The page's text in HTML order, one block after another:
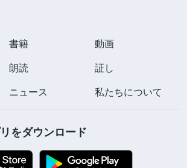
ことになっているとは、思いもよ
雑で困難な手続きを経て、私はそ
に取り掛かる準備をしていたとこ
が私に対し、まずは市の４人の役
書籍
動画
朗読
証し
ニュース 私たちについて
をダウンロード